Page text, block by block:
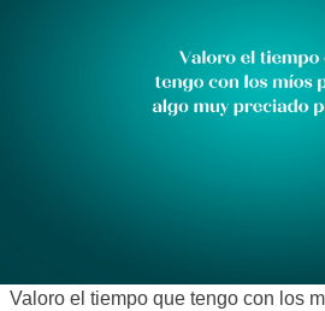
Valoro el tiempo que tengo con los